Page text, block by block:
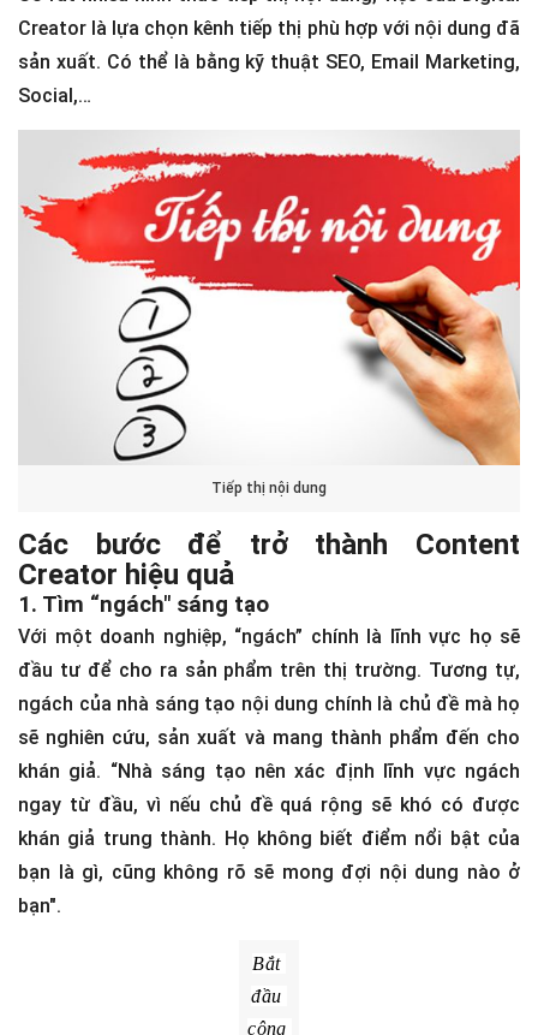
bản. Việc chỉnh sửa sẽ giúp nội dung sẽ được nâng cao
chất lượng, thêm phần thân thiện và phù hợp với người
8. Tiếp thị nội dung
Có rất nhiều hình thức tiếp thị nội dung, việc của Digital
Creator là lựa chọn kênh tiếp thị phù hợp với nội dung đã
sản xuất. Có thể là bằng kỹ thuật SEO, Email Marketing,
Social,…
Tiếp thị nội dung
Các bước để trở thành Content
Creator hiệu quả
1. Tìm “ngách" sáng tạo
Với một doanh nghiệp, “ngách” chính là lĩnh vực họ sẽ
đầu tư để cho ra sản phẩm trên thị trường. Tương tự,
ngách của nhà sáng tạo nội dung chính là chủ đề mà họ
sẽ nghiên cứu, sản xuất và mang thành phẩm đến cho
khán giả. “Nhà sáng tạo nên xác định lĩnh vực ngách
ngay từ đầu, vì nếu chủ đề quá rộng sẽ khó có được
khán giả trung thành. Họ không biết điểm nổi bật của
bạn là gì, cũng không rõ sẽ mong đợi nội dung nào ở